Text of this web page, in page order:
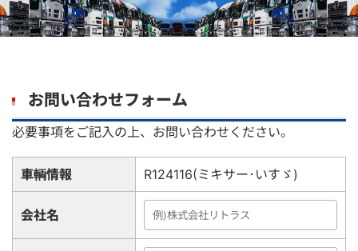
お問い合わせフォーム
必要事項をご記入の上、お問い合わせください。
車輌情報 R124116(ミキサー･いすゞ)
会社名